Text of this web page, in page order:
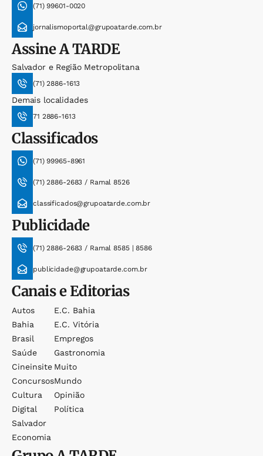
(71) 99601-0020
jornalismoportal@grupoatarde.com.br
AssineA TARDE
Salvador e Região Metropolitana
(71) 2886-1613
Demais localidades
71 2886-1613
Classificados
(71) 99965-8961
(71) 2886-2683 / Ramal 8526
classificados@grupoatarde.com.br
Publicidade
(71) 2886-2683 / Ramal 8585 | 8586
publicidade@grupoatarde.com.br
Canais e Editorias
Autos
Bahia
Brasil
Saúde
Cineinsite
Concursos
Cultura
Digital
Salvador
Economia
E.c. Bahia
E.c. Vitória
Empregos
Gastronomia
Muito
Mundo
Opinião
Política